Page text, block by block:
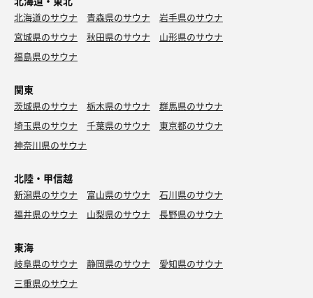
北海道のサウナ 青森県のサウナ
岩手県のサウナ
宮城県のサウナ
秋田県のサウナ
山形県のサウナ
福島県のサウナ
関東
茨城県のサウナ 栃木県のサウナ
群馬県のサウナ
埼玉県のサウナ
千葉県のサウナ
東京都のサウナ
神奈川県のサウナ
北陸・甲信越
新潟県のサウナ 富山県のサウナ
石川県のサウナ
福井県のサウナ
山梨県のサウナ 長野県のサウナ
東海
岐阜県のサウナ 静岡県のサウナ
愛知県のサウナ
三重県のサウナ